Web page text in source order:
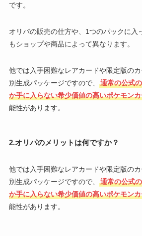
です。
オリパの販売の仕方や、1つのパックに入
もショップや商品によって異なります。
他では入手困難なレアカードや限定版の
別生成パッケージですので、
通常の公式
か手に入らない希少価値の高いポケモン
能性があります。
2.オリパのメリットは何ですか？
他では入手困難なレアカードや限定版の
別生成パッケージですので、
通常の公式
か手に入らない希少価値の高いポケモン
能性があります。